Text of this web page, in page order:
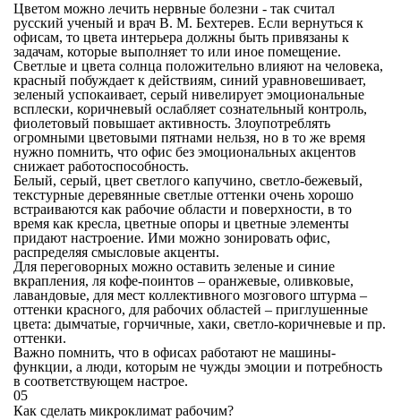
Цветом можно лечить нервные болезни - так считал
русский ученый и врач В. М. Бехтерев. Если вернуться к
офисам, то цвета интерьера должны быть привязаны к
задачам, которые выполняет то или иное помещение.
Светлые и цвета солнца положительно влияют на человека,
красный побуждает к действиям, синий уравновешивает,
зеленый успокаивает, серый нивелирует эмоциональные
всплески, коричневый ослабляет сознательный контроль,
фиолетовый повышает активность. Злоупотреблять
огромными цветовыми пятнами нельзя, но в то же время
нужно помнить, что офис без эмоциональных акцентов
снижает работоспособность.
Белый, серый, цвет светлого капучино, светло-бежевый,
текстурные деревянные светлые оттенки очень хорошо
встраиваются как рабочие области и поверхности, в то
время как кресла, цветные опоры и цветные элементы
придают настроение. Ими можно зонировать офис,
распределяя смысловые акценты.
Для переговорных можно оставить зеленые и синие
вкрапления, ля кофе-поинтов – оранжевые, оливковые,
лавандовые, для мест коллективного мозгового штурма –
оттенки красного, для рабочих областей – приглушенные
цвета: дымчатые, горчичные, хаки, светло-коричневые и пр.
оттенки.
Важно помнить, что в офисах работают не машины-
функции, а люди, которым не чужды эмоции и потребность
в соответствующем настрое.
05
Как сделать микроклимат рабочим?